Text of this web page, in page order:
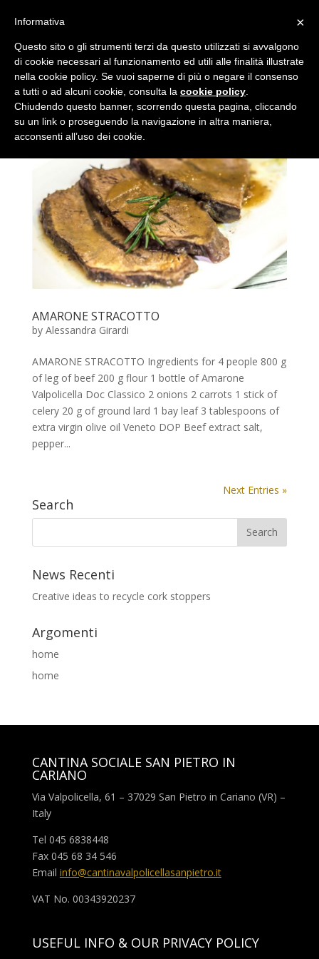
AMARONE STRACOTTO
by Alessandra Girardi
AMARONE STRACOTTO Ingredients for 4 people 800 g
of leg of beef 200 g flour 1 bottle of Amarone
Valpolicella Doc Classico 2 onions 2 carrots 1 stick of
celery 20 g of ground lard 1 bay leaf 3 tablespoons of
extra virgin olive oil Veneto DOP Beef extract salt,
pepper...
Next Entries »
Search
News Recenti
Creative ideas to recycle cork stoppers
Argomenti
home
home
CANTINA SOCIALE SAN PIETRO IN
CARIANO
Via Valpolicella, 61 – 37029 San Pietro in Cariano (VR) –
Italy
Tel 045 6838448
Fax 045 68 34 546
Email info@cantinavalpolicellasanpietro.it
VAT No. 00343920237
USEFUL INFO & OUR PRIVACY POLICY
×
Informativa
Questo sito o gli strumenti terzi da questo utilizzati si avvalgono
di cookie necessari al funzionamento ed utili alle finalità illustrate
nella cookie policy. Se vuoi saperne di più o negare il consenso
a tutti o ad alcuni cookie, consulta la cookie policy
Chiudendo questo banner, scorrendo questa pagina, cliccando
su un link o proseguendo la navigazione in altra maniera,
acconsenti all’uso dei cookie.